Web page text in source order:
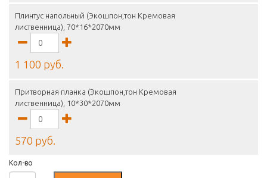
Плинтус напольный (Экошпон,тон Кремовая
лиственница), 70*16*2070мм
1 100 руб.
Притворная планка (Экошпон,тон Кремовая
лиственница), 10*30*2070мм
570 руб.
Кол-во